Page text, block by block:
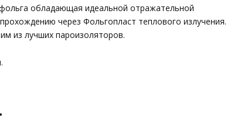
обладающая идеальной отражательной
через Фольгопласт теплового излучения.
из лучших пароизоляторов.